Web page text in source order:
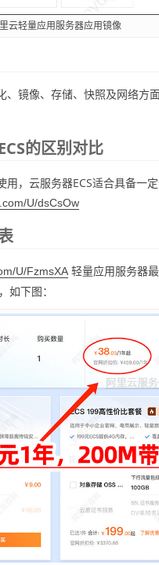
云轻量应用服务器应用镜像
镜像、存储、快照及网络方
的区别对比
，云服务器ECS适合具备一
U/dsCsOw
U/FzmsXA轻量应用服务器
如下图：